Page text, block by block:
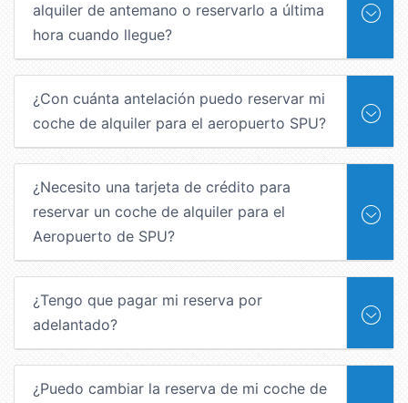
alquiler de antemano o reservarlo a última
hora cuando llegue?
¿Con cuánta antelación puedo reservar mi
coche de alquiler para el aeropuerto SPU?
¿Necesito una tarjeta de crédito para
reservar un coche de alquiler para el
Aeropuerto de SPU?
¿Tengo que pagar mi reserva por
adelantado?
¿Puedo cambiar la reserva de mi coche de